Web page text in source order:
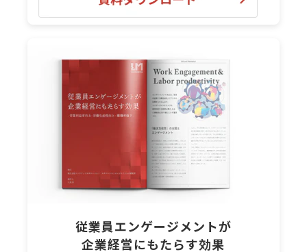
従業員エンゲージメントが
企業経営にもたらす効果